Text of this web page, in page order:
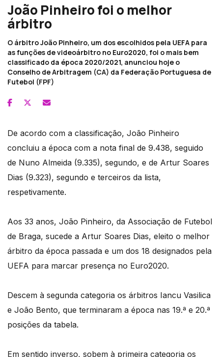
João Pinheiro foi o melhor
árbitro
O árbitro João Pinheiro, um dos escolhidos pela UEFA para
as funções de videoárbitro no Euro2020, foi o mais bem
classificado da época 2020/2021, anunciou hoje o
Conselho de Arbitragem (CA) da Federação Portuguesa de
Futebol (FPF)
De acordo com a classificação, João Pinheiro
concluiu a época com a nota final de 9.438, seguido
de Nuno Almeida (9.335), segundo, e de Artur Soares
Dias (9.323), segundo e terceiros da lista,
respetivamente.
Aos 33 anos, João Pinheiro, da Associação de Futebol
de Braga, sucede a Artur Soares Dias, eleito o melhor
árbitro da época passada e um dos 18 designados pela
UEFA para marcar presença no Euro2020.
Descem à segunda categoria os árbitros Iancu Vasilica
e João Bento, que terminaram a época nas 19.ª e 20.ª
posições da tabela.
Em sentido inverso, sobem à primeira categoria os